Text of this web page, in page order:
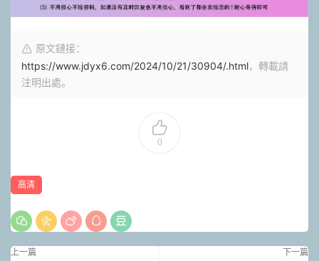
原文鏈接：
https://www.jdyx6.com/2024/10/21/30904/.html，轉載請
注明出處。
0
高清
上一篇 下一篇